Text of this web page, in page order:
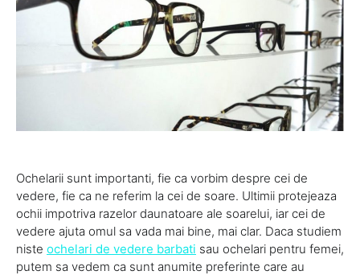
Ochelarii sunt importanti, fie ca vorbim despre cei de
vedere, fie ca ne referim la cei de soare. Ultimii protejeaza
ochii impotriva razelor daunatoare ale soarelui, iar cei de
vedere ajuta omul sa vada mai bine, mai clar. Daca studiem
niste ochelari de vedere barbati sau ochelari pentru femei,
putem sa vedem ca sunt anumite preferinte care au